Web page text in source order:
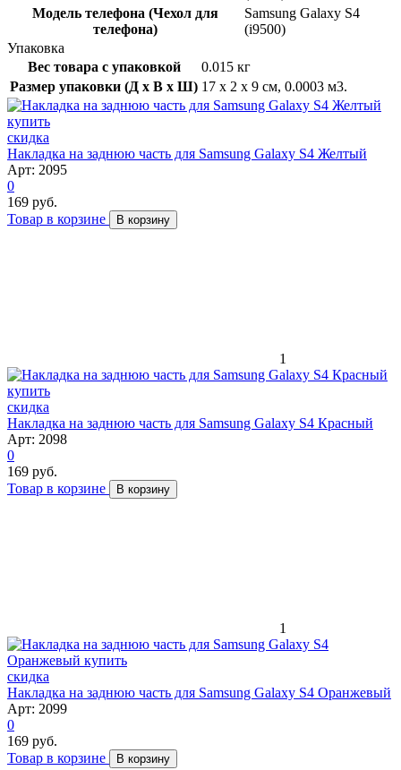
Модель телефона (Чехол для
телефона)
Samsung Galaxy S4
(i9500)
Упаковка
Вес товара с упаковкой
0.015 кг
Размер упаковки (Д x В x Ш) 17 x 2 x 9 см, 0.0003 м3.
скидка
Накладка на заднюю часть для Samsung Galaxy S4 Желтый
Арт: 2095
0
169 руб.
Товар в корзине
В корзину
1
скидка
Накладка на заднюю часть для Samsung Galaxy S4 Красный
Арт: 2098
0
169 руб.
Товар в корзине
В корзину
1
скидка
Накладка на заднюю часть для Samsung Galaxy S4 Оранжевый
Арт: 2099
0
169 руб.
Товар в корзине
В корзину